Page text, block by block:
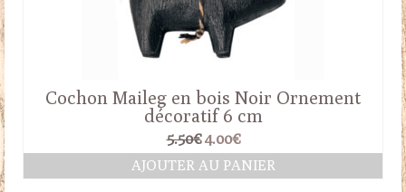
Cochon Maileg en bois Noir Ornement
décoratif 6 cm
5.50€ Le
prix
initial
4.00€Le
prix
actuel
AJOUTER AU PANIER